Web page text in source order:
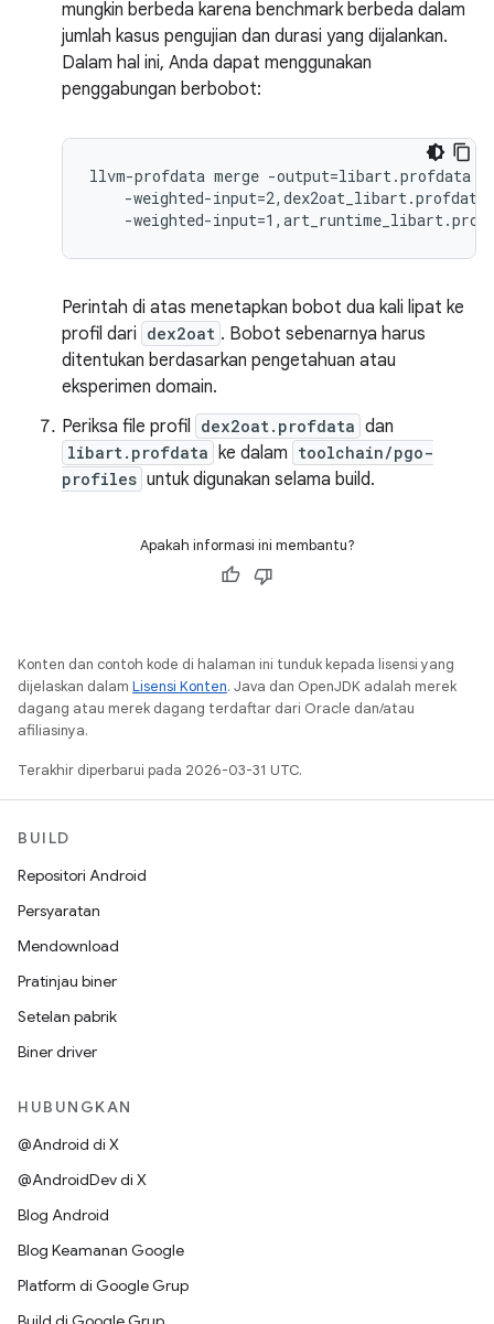
mungkin berbeda karena benchmark berbeda dalam
jumlah kasus pengujian dan durasi yang dijalankan.
Dalam hal ini, Anda dapat menggunakan
penggabungan berbobot:
llvm-profdata merge -output=libart.profdata \
-weighted-input=2,dex2oat_libart.profdata
-weighted-
Perintah di atas menetapkan bobot dua kali lipat ke
profil dari dex2oat . Bobot sebenarnya harus
ditentukan berdasarkan pengetahuan atau
eksperimen domain.
Periksa file profil dex2oat.profdata dan
libart.profdata ke dalam toolchain/pgo-
profiles untuk digunakan selama build.
Apakah informasi ini membantu?
Konten dan contoh kode di halaman ini tunduk kepada lisensi yang
dijelaskan dalam Lisensi Konten. Java dan OpenJDK adalah merek
dagang atau merek dagang terdaftar dari Oracle dan/atau
afiliasinya.
Terakhir diperbarui pada 2026-03-31 UTC.
BUILD
Repositori Android
Persyaratan
Mendownload
Pratinjau biner
Setelan pabrik
Biner driver
HUBUNGKAN
@Android di X
@AndroidDev di X
Blog Android
Blog Keamanan Google
Platform di Google Grup